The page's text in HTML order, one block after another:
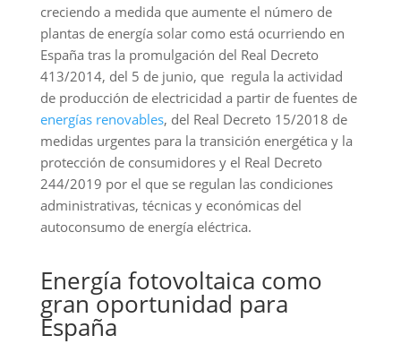
creciendo a medida que aumente el número de
plantas de energía solar como está ocurriendo en
España tras la promulgación del Real Decreto
413/2014, del 5 de junio, que regula la actividad
de producción de electricidad a partir de fuentes de
energías renovables, del Real Decreto 15/2018 de
medidas urgentes para la transición energética y la
protección de consumidores y el Real Decreto
244/2019 por el que se regulan las condiciones
administrativas, técnicas y económicas del
autoconsumo de energía eléctrica.
Energía fotovoltaica como
gran oportunidad para
España